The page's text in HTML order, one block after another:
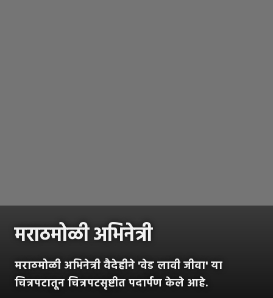
मराठमोळी अभिनेत्री
मराठमोळी अभिनेत्री वैदेहीने 'वेड लावी जीवा' या
चित्रपटातून चित्रपटसृष्टीत पदार्पण केले आहे.